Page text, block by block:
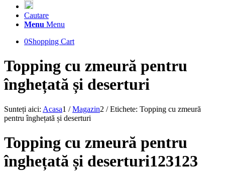
Cautare
Menu Menu
0Shopping Cart
Topping cu zmeură pentru
înghețată și deserturi
Sunteți aici: Acasa1 / Magazin2 / Etichete: Topping cu zmeură
pentru înghețată și deserturi
Topping cu zmeură pentru
înghețată și deserturi123123